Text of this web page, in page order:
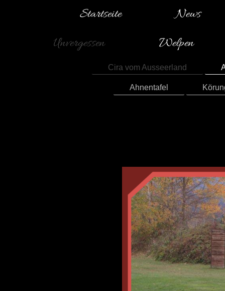
Startseite
News
Unvergessen
Welpen
Cira vom Ausseerland
Ahnentafel